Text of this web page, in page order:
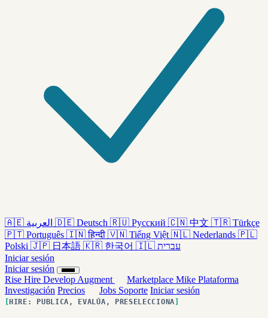
🇦🇪 العربية 🇩🇪 Deutsch 🇷🇺 Русский 🇨🇳 中文 🇹🇷 Türkçe
🇵🇹 Português 🇮🇳 हिन्दी 🇻🇳 Tiếng Việt 🇳🇱 Nederlands 🇵🇱
Polski 🇯🇵 日本語 🇰🇷 한국어 🇮🇱 עברית
Iniciar sesión
Iniciar sesión
Rise Hire Develop Augment Marketplace Mike Plataforma
Investigación Precios Jobs Soporte Iniciar sesión
HIRE: PUBLICA, EVALÚA, PRESELECCIONA